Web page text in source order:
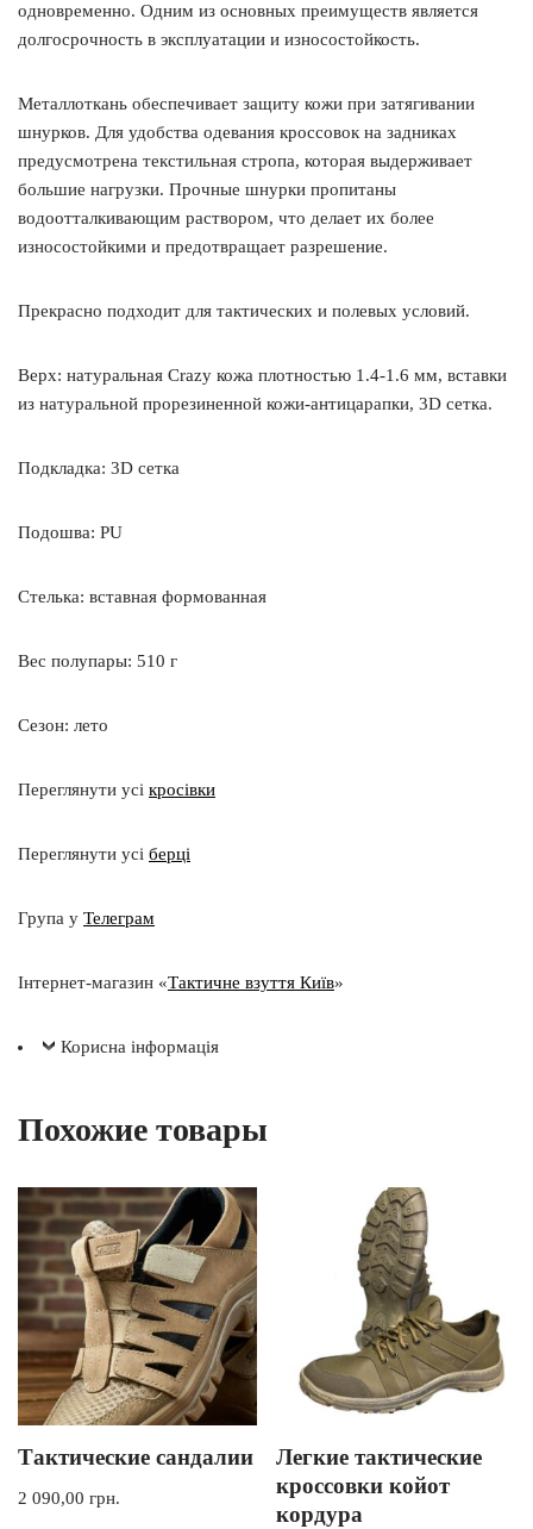
одновременно. Одним из основных преимуществ является
долгосрочность в эксплуатации и износостойкость.
Металлоткань обеспечивает защиту кожи при затягивании
шнурков. Для удобства одевания кроссовок на задниках
предусмотрена текстильная стропа, которая выдерживает
большие нагрузки. Прочные шнурки пропитаны
водоотталкивающим раствором, что делает их более
износостойкими и предотвращает разрешение.
Прекрасно подходит для тактических и полевых условий.
Верх: натуральная Crazy кожа плотностью 1.4-1.6 мм, вставки
из натуральной прорезиненной кожи-антицарапки, 3D сетка.
Подкладка: 3D сетка
Подошва: PU
Стелька: вставная формованная
Вес полупары: 510 г
Сезон: лето
Переглянути усі кросівки
Переглянути усі берці
Група у Телеграм
Інтернет-магазин «Тактичне взуття Київ»
Корисна інформація
Похожие товары
Тактические сандалии
2 090,00 грн.
Легкие тактические
кроссовки койот
кордура